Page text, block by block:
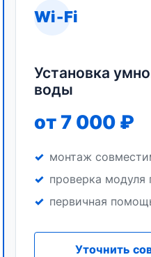
Wi‑Fi
Установка
воды
от 7 000 ₽
монтаж
проверка модуля
первичная
Уточнить